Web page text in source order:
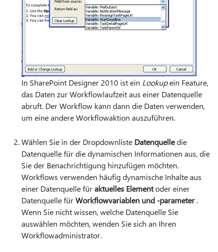
In SharePoint Designer 2010 ist ein Lookupein Feature,
das Daten zur Workflowlaufzeit aus einer Datenquelle
abruft. Der Workflow kann dann die Daten verwenden,
um eine andere Workflowaktion auszuführen.
Wählen Sie in der Dropdownliste Datenquelledie
Datenquelle für die dynamischen Informationen aus, die
Sie der Benachrichtigung hinzufügen möchten.
Workflows verwenden häufig dynamische Inhalte aus
einer Datenquelle füraktuelles Elementoder einer
Datenquelle fürWorkflowvariablen und -parameter.
Wenn Sie nicht wissen, welche Datenquelle Sie
auswählen möchten, wenden Sie sich an Ihren
Workflowadministrator.